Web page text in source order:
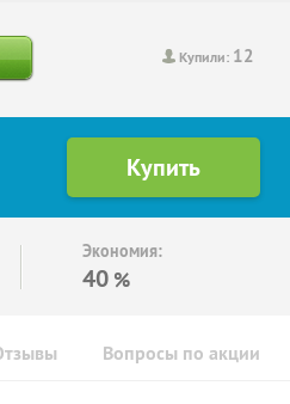
Купили: 12
Экономия:
40 %
Вопросы по акции